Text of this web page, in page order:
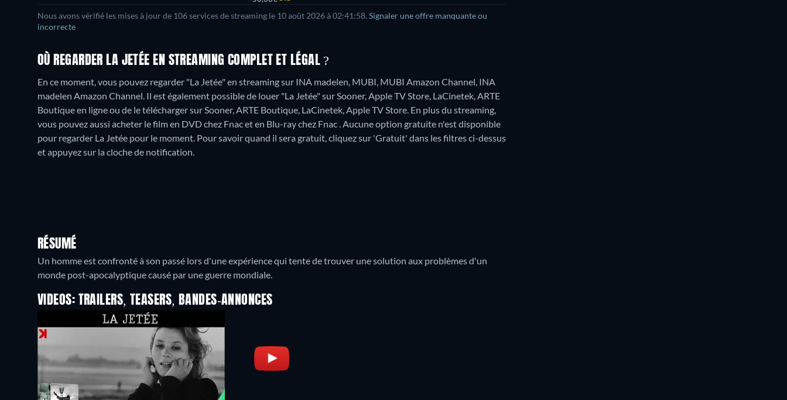
Nous avons vérifié les mises à jour de 106services de streaming le 10 août 2026à02:41:58. Signaler une offre manquante ou
incorrecte
OÙ REGARDER LA JETÉE EN STREAMING COMPLET ET LÉGAL ?
En ce moment, vous pouvez regarder "La Jetée" en streaming sur INA madelen, MUBI, MUBI Amazon Channel, INA
madelen Amazon Channel. Il est également possible de louer "La Jetée" sur Sooner, Apple TV Store, LaCinetek, ARTE
Boutique en ligne ou de le télécharger sur Sooner, ARTE Boutique, LaCinetek, Apple TV Store. En plus du streaming,
vous pouvez aussi acheter le film en DVD chez Fnac et en Blu-ray chez Fnac .Aucune option gratuite n'est disponible
pour regarder La Jetée pour le moment. Pour savoir quand il sera gratuit, cliquez sur 'Gratuit' dans les filtres ci-dessus
et appuyez sur la cloche de notification.
RÉSUMÉ
Un homme est confronté à son passé lors d'une expérience qui tente de trouver une solution aux problèmes d'un
monde post-apocalyptique causé par une guerre mondiale.
VIDEOS: TRAILERS, TEASERS, BANDES-ANNONCES